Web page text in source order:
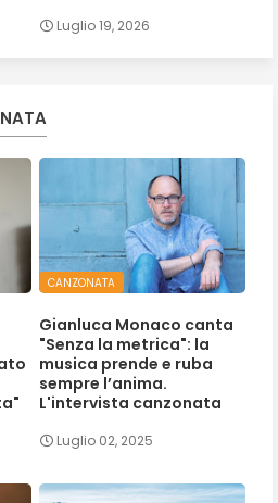
Luglio 19, 2026
CANZONATA
Gianluca Monaco canta
"Senza la metrica": la
musica prende e ruba
sempre l’anima.
L'intervista canzonata
Luglio 02, 2025